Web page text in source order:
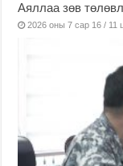
Аяллаа зөв
2026 оны 7 сар 16 / 11